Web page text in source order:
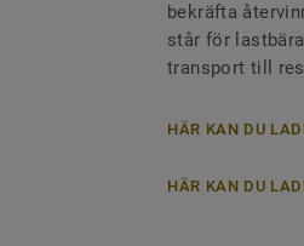
bekräfta
står för
transport till
HÄR KAN DU
HÄR KAN DU